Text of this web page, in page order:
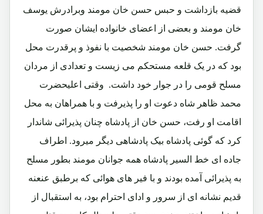
قضیه بازداشت و حبس حسن خان مومند وبرادرش یوسف
خان مومند و بعضی از اعضای خانواده ایشان صورت
گرفت. حسن خان مومند شخصیت با نفوذ و پرقدرت محل
بود که در یک قلعه مستحکم می زیست و تعدادی از مردان
مسلح قومی را در جوار خود داشت. وقتی اعلیحضرت
محمد ظاهر شاه دعوت او را پذیرفت و با همراهان به محل
اقامت او رفت، حسن خان از پادشاه چنان پذیرائی شاندار
کرد که گوئی پادشاه بیک پادشاهی دیگر میرود. اطراف
جاده ای خط السیر پادشاه همه جوانان مومند بطور مسلح
به پذیرائی آمده بودند و با فیر های هوائی که برطبق عنعنه
قدیم نشانه ای از سرور و ادای احترام بود، به استقبال از